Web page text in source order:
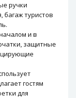
ручки
багаж туристов
и в
защитные
гостям
для